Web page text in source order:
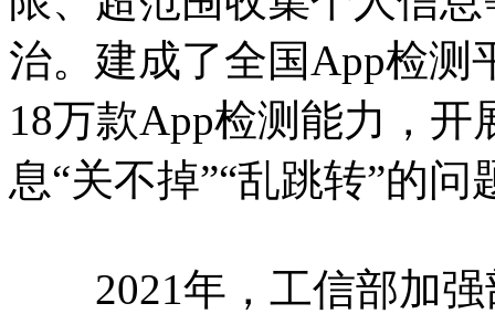
治。建成了全国App检测
18万款App检测能力，
息“关不掉”“乱跳转”的
2021年，工信部加强